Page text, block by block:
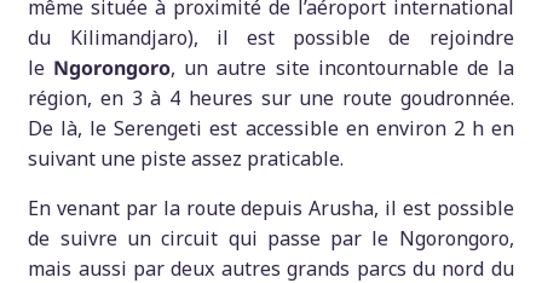
même située à proximité de l’aéroport international
du Kilimandjaro), il est possible de rejoindre
le Ngorongoro, un autre site incontournable de la
région, en 3 à 4 heures sur une route goudronnée.
De là, le Serengeti est accessible en environ 2 h en
suivant une piste assez praticable.
En venant par la route depuis Arusha, il est possible
de suivre un circuit qui passe par le Ngorongoro,
mais aussi par deux autres grands parcs du nord du